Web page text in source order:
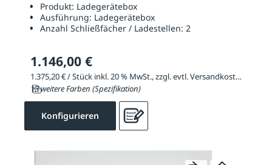
Produkt: Ladegerätebox
Ausführung: Ladegerätebox
Anzahl Schließfächer / Ladestellen: 2
1.146,00 €
1.375,20 € / Stück inkl. 20 % MwSt., zzgl. evtl. Versandkosten
13 weitere Farben (Spezifikation)
Konfigurieren